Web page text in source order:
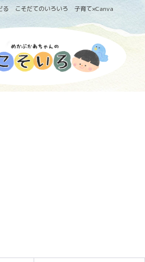
る こそだてのいろいろ 子育て×Canva